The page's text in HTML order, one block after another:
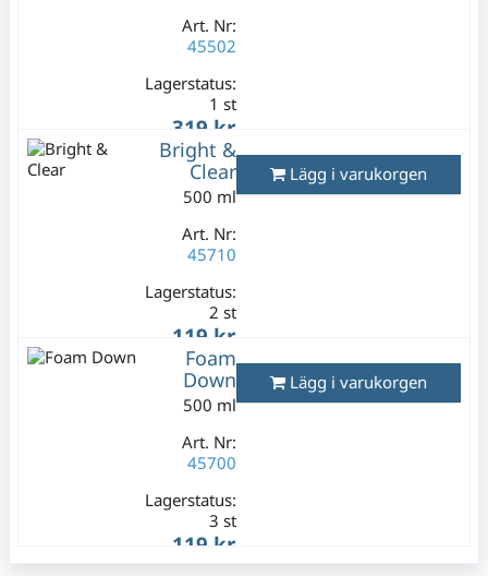
Art. Nr:
45502
Lagerstatus:
1 st
319 kr
Varav moms:
63,80 kr
Bright &
Clear
500 ml
Art. Nr:
45710
Lagerstatus:
2 st
119 kr
Varav moms:
23,80 kr
Lägg i varukorgen
Foam
Down
500 ml
Art. Nr:
45700
Lagerstatus:
3 st
119 kr
Varav moms:
Lägg i varukorgen